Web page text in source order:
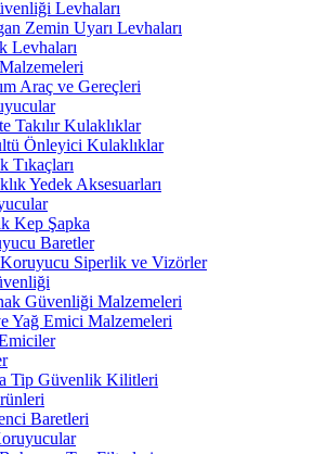
Levhaları
Zemin Uyarı Levhaları
Levhaları
Araç ve Gereçleri
Takılır Kulaklıklar
Önleyici Kulaklıklar
Tıkaçları
Yedek Aksesuarları
Kep Şapka
Baretler
Siperlik ve Vizörler
Güvenliği Malzemeleri
Yağ Emici Malzemeleri
Tip Güvenlik Kilitleri
Baretleri